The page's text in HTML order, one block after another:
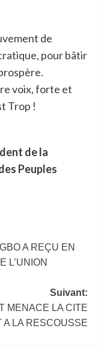
de
pour bâtir
voix, forte et
Trop !
de la
Peuples
A REÇU EN
L’UNION
Suivant:
MENACE LA CITE
A LA RESCOUSSE